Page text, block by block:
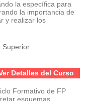
la específica para
la importancia de
y realizar los
Superior
Detalles del Curso
Formativo de FP
esquemas